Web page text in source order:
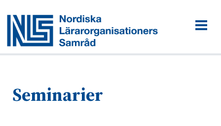
Seminarier